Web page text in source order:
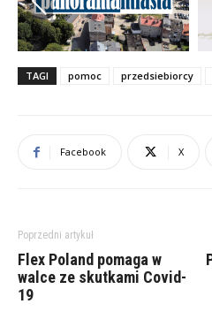
TAGI pomoc przedsiebiorcy
Facebook X
Poprzedni artykuł
Flex Poland pomaga w
walce ze skutkami Covid-
19